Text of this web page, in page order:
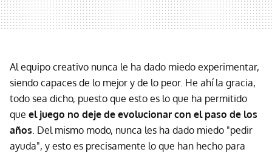
Al equipo creativo nunca le ha dado miedo experimentar,
siendo capaces de lo mejor y de lo peor. He ahí la gracia,
todo sea dicho, puesto que esto es lo que ha permitido
que el juego no deje de evolucionar con el paso de los
años. Del mismo modo, nunca les ha dado miedo "pedir
ayuda", y esto es precisamente lo que han hecho para